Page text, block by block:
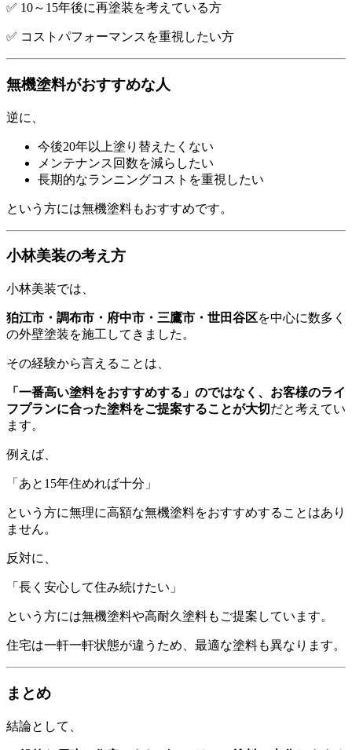
✅ 10～15年後に再塗装を考えている方
✅ コストパフォーマンスを重視したい方
無機塗料がおすすめな人
逆に、
今後20年以上塗り替えたくない
メンテナンス回数を減らしたい
長期的なランニングコストを重視したい
という方には無機塗料もおすすめです。
小林美装の考え方
小林美装では、
狛江市・調布市・府中市・三鷹市・世田谷区を中心に数多く
の外壁塗装を施工してきました。
その経験から言えることは、
「一番高い塗料をおすすめする」のではなく、お客様のライ
フプランに合った塗料をご提案することが大切だと考えてい
ます。
例えば、
「あと15年住めれば十分」
という方に無理に高額な無機塗料をおすすめすることはあり
ません。
反対に、
「長く安心して住み続けたい」
という方には無機塗料や高耐久塗料もご提案しています。
住宅は一軒一軒状態が違うため、最適な塗料も異なります。
まとめ
結論として、